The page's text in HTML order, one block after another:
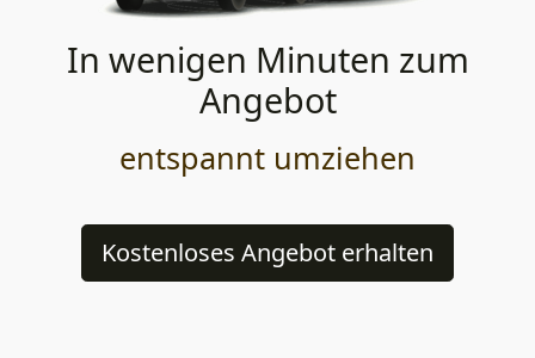
In wenigen Minuten zum
Angebot
entspannt umziehen
Kostenloses Angebot erhalten